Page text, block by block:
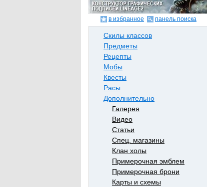
в избранное панель поиска
Скилы классов
Предметы
Рецепты
Мобы
Квесты
Расы
Дополнительно
Галерея
Видео
Статьи
Спец. магазины
Клан холы
Примерочная эмблем
Примерочная брони
Карты и схемы